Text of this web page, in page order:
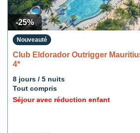
-25%
Nouveauté
Club Eldorador Outrigger
4*
8 jours / 5 nuits
Tout compris
Séjour avec réduction enfant